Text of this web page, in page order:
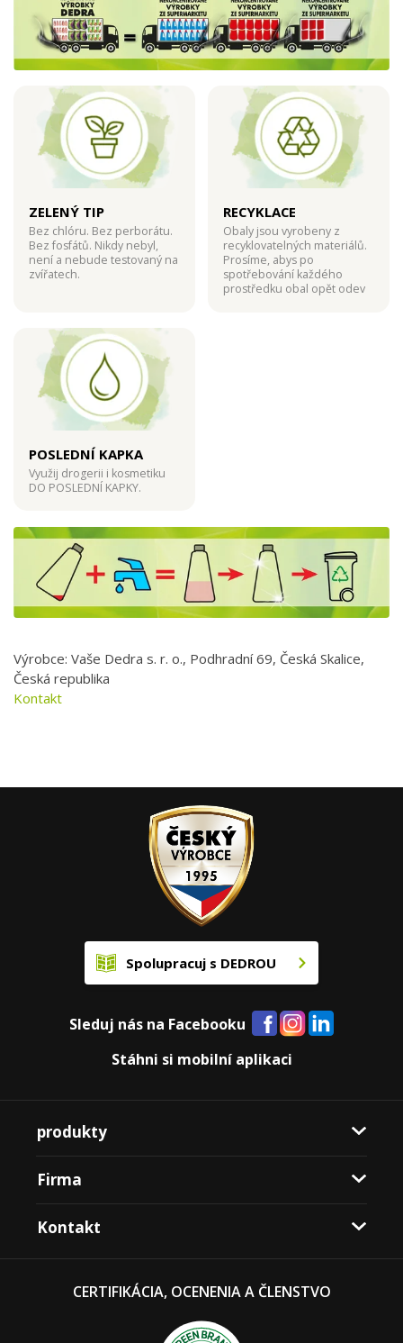
ZELENÝ TIP
Bez chlóru. Bez perborátu.
Bez fosfátů. Nikdy nebyl,
není a nebude testovaný na
zvířatech.
RECYKLACE
Obaly jsou vyrobeny z
recyklovatelných materiálů.
Prosíme, abys po
spotřebování každého
prostředku obal opět odev
POSLEDNÍ KAPKA
Využij drogerii i kosmetiku
DO POSLEDNÍ KAPKY.
Výrobce: Vaše Dedra s. r. o., Podhradní 69, Česká Skalice,
Česká republika
Kontakt
Spolupracuj s DEDROU
Sleduj nás na Facebooku
Stáhni si mobilní aplikaci
produkty
Firma
Kontakt
CERTIFIKÁCIA, OCENENIA A ČLENSTVO